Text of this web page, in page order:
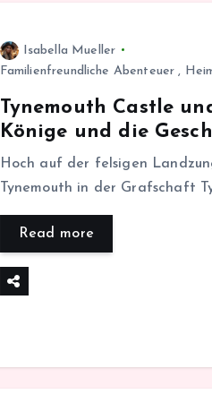
Isabella Mueller
Familienfreundliche Abenteuer ,
Tynemouth Castle
Könige und die
Hoch auf der felsigen
Tynemouth in der Grafschaft
Read more